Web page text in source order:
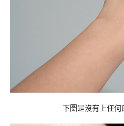
下圖是沒有上任何